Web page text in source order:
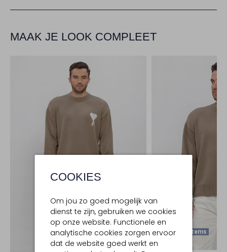
COOKIES
Om jou zo goed mogelijk van
dienst te zijn, gebruiken we cookies
op onze website. Functionele en
analytische cookies zorgen ervoor
dat de website goed werkt en
MAAK JE LOOK COMPLEET
Laatste Items